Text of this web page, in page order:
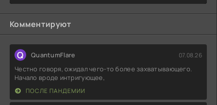
Комментируют
Q QuantumFlare 07.08.26
Честно говоря, ожидал чего-то более захватывающего.
Начало вроде интригующее,
ПОСЛЕ ПАНДЕМИИ